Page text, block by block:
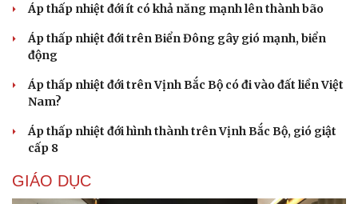
Áp thấp nhiệt đới ít có khả năng mạnh lên thành bão
Áp thấp nhiệt đới trên Biển Đông gây gió mạnh, biển
động
Áp thấp nhiệt đới trên Vịnh Bắc Bộ có đi vào đất liền Việt
Nam?
Áp thấp nhiệt đới hình thành trên Vịnh Bắc Bộ, gió giật
cấp 8
GIÁO DỤC